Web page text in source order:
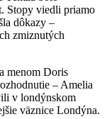
Stopy viedli priamo
dôkazy –
zmiznutých
menom Doris
– Amelia
v londýnskom
väznice Londýna.